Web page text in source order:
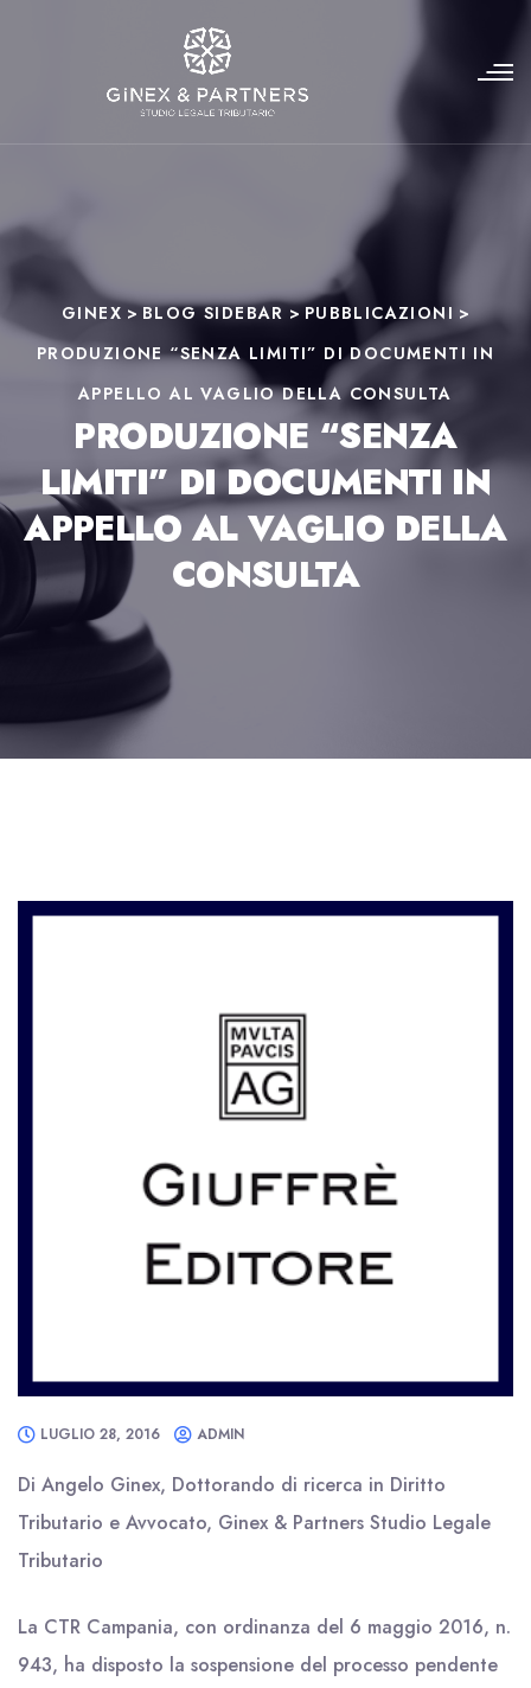
GINEX > BLOG SIDEBAR > PUBBLICAZIONI >
PRODUZIONE “SENZA LIMITI” DI DOCUMENTI IN
APPELLO AL VAGLIO DELLA CONSULTA
PRODUZIONE “SENZA
LIMITI” DI DOCUMENTI IN
APPELLO AL VAGLIO DELLA
CONSULTA
LUGLIO 28, 2016 ADMIN
Di Angelo Ginex, Dottorando di ricerca in Diritto
Tributario e Avvocato, Ginex & Partners Studio Legale
Tributario
La CTR Campania, con ordinanza del 6 maggio 2016, n.
943, ha disposto la sospensione del processo pendente